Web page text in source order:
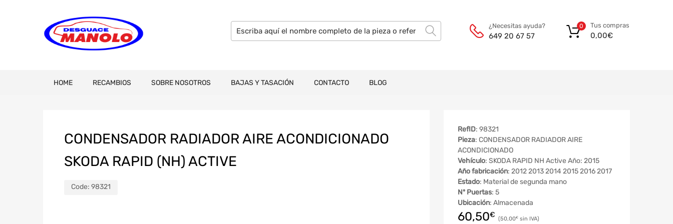
¿Necesitas ayuda?
649 20 67 57
Tus compras
0,00€
0
HOME RECAMBIOS SOBRE NOSOTROS BAJAS Y TASACIÓN CONTACTO BLOG
CONDENSADOR RADIADOR AIRE ACONDICIONADO
SKODA RAPID (NH) ACTIVE
Code: 98321
RefID: 98321
Pieza: CONDENSADOR RADIADOR AIRE
ACONDICIONADO
Vehículo: SKODA RAPID NH Active Año: 2015
Año fabricación: 2012 2013 2014 2015 2016 2017
Estado: Material de segunda mano
Nº Puertas: 5
Ubicación: Almacenada
60,50€ 50,00€